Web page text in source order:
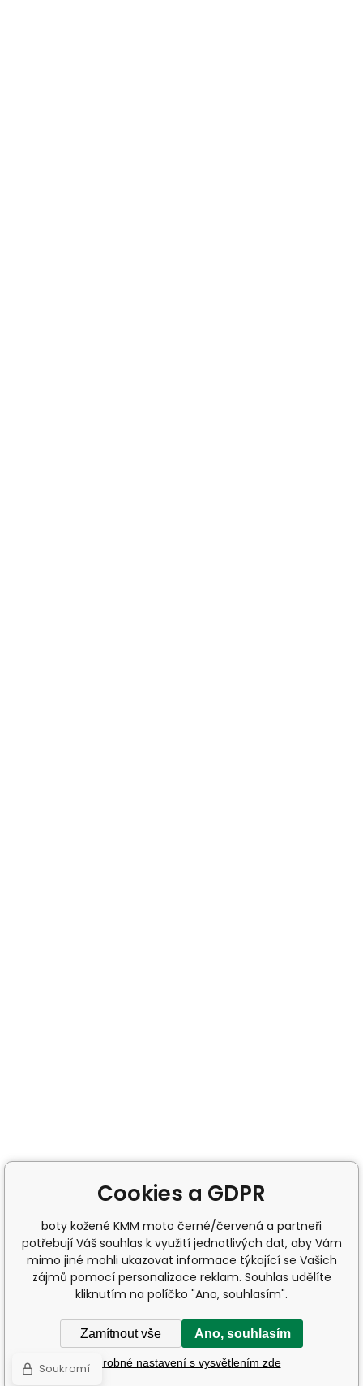
Cookies a GDPR
boty kožené KMM moto černé/červená a partneři
potřebují Váš souhlas k využití jednotlivých dat, aby Vám
mimo jiné mohli ukazovat informace týkající se Vašich
zájmů pomocí personalizace reklam. Souhlas udělíte
kliknutím na políčko "Ano, souhlasím".
Zamítnout vše Ano, souhlasím
Podrobné nastavení s vysvětlením zde
Soukromí